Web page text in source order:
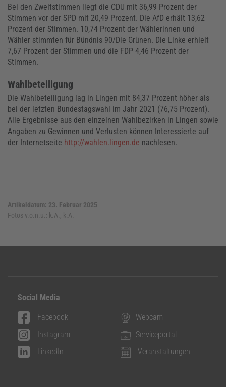
Bei den Zweitstimmen liegt die CDU mit 36,99 Prozent der
Stimmen vor der SPD mit 20,49 Prozent. Die AfD erhält 13,62
Prozent der Stimmen. 10,74 Prozent der Wählerinnen und
Wähler stimmten für Bündnis 90/Die Grünen. Die Linke erhielt
7,67 Prozent der Stimmen und die FDP 4,46 Prozent der
Stimmen.
Wahlbeteiligung
Die Wahlbeteiligung lag in Lingen mit 84,37 Prozent höher als
bei der letzten Bundestagswahl im Jahr 2021 (76,75 Prozent).
Alle Ergebnisse aus den einzelnen Wahlbezirken in Lingen sowie
Angaben zu Gewinnen und Verlusten können Interessierte auf
der Internetseite http://wahlen.lingen.de nachlesen.
Artikeldatum: 23. Februar 2025
Fotos v.o.n.u.: k.A., k.A.
Social Media
Facebook
Instagram
LinkedIn
Webcam
Serviceportal
Veranstaltungen